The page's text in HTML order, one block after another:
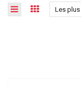
Les plus